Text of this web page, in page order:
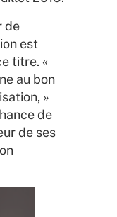
de
est
titre. «
au bon
»
de
de ses